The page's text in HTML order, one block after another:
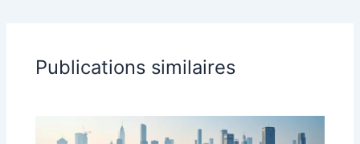
Publications similaires